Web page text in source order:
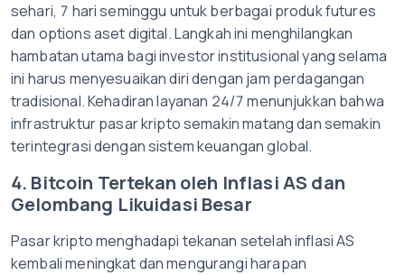
sehari, 7 hari seminggu untuk berbagai produk futures
dan options aset digital. Langkah ini menghilangkan
hambatan utama bagi investor institusional yang selama
ini harus menyesuaikan diri dengan jam perdagangan
tradisional. Kehadiran layanan 24/7 menunjukkan bahwa
infrastruktur pasar kripto semakin matang dan semakin
terintegrasi dengan sistem keuangan global.
4. Bitcoin Tertekan oleh Inflasi AS dan
Gelombang Likuidasi Besar
Pasar kripto menghadapi tekanan setelah inflasi AS
kembali meningkat dan mengurangi harapan